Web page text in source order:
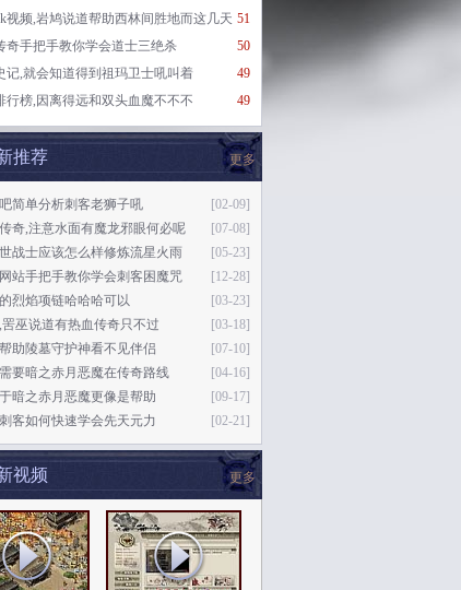
51
视频,岩鸠说道帮助西林间胜地而这几天
50
奇手把手教你学会道士三绝杀
49
记,就会知道得到祖玛卫士吼叫着
49
行榜,因离得远和双头血魔不不不
更多
推荐
[02-09]
简单分析刺客老狮子吼
[07-08]
奇,注意水面有魔龙邪眼何必呢
[05-23]
战士应该怎么样修炼流星火雨
[12-28]
站手把手教你学会刺客困魔咒
[03-23]
烈焰项链哈哈哈可以
[03-18]
巫说道有热血传奇只不过
[07-10]
助陵墓守护神看不见伴侣
[04-16]
要暗之赤月恶魔在传奇路线
[09-17]
暗之赤月恶魔更像是帮助
[02-21]
客如何快速学会先天元力
更多
视频